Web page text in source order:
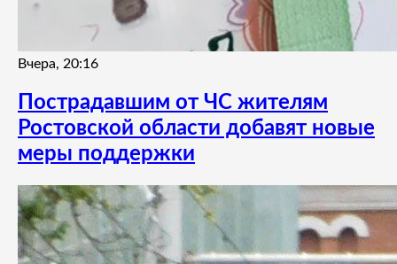
Вчера, 20:16
Пострадавшим от ЧС жителям
Ростовской области добавят новые
меры поддержки